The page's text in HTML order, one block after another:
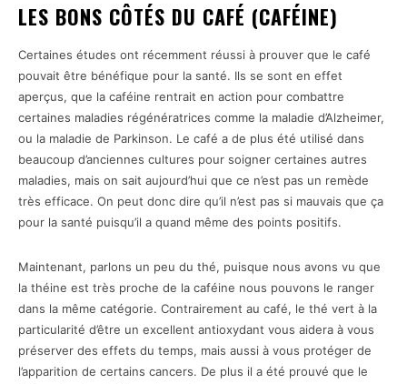
LES BONS CÔTÉS DU CAFÉ (CAFÉINE)
Certaines études ont récemment réussi à prouver que le café
pouvait être bénéfique pour la santé. Ils se sont en effet
aperçus, que la caféine rentrait en action pour combattre
certaines maladies régénératrices comme la maladie d’Alzheimer,
ou la maladie de Parkinson. Le café a de plus été utilisé dans
beaucoup d’anciennes cultures pour soigner certaines autres
maladies, mais on sait aujourd’hui que ce n’est pas un remède
très efficace. On peut donc dire qu’il n’est pas si mauvais que ça
pour la santé puisqu’il a quand même des points positifs.
Maintenant, parlons un peu du thé, puisque nous avons vu que
la théine est très proche de la caféine nous pouvons le ranger
dans la même catégorie. Contrairement au café, le thé vert à la
particularité d’être un excellent antioxydant vous aidera à vous
préserver des effets du temps, mais aussi à vous protéger de
l’apparition de certains cancers. De plus il a été prouvé que le